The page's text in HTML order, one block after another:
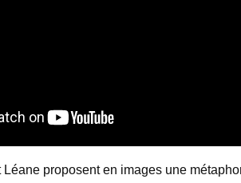
Léane proposent en images une